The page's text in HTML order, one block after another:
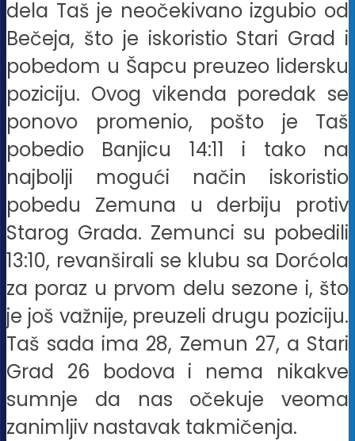
dela Taš je neočekivano izgubio od
Bečeja, što je iskoristio Stari Grad i
pobedom u Šapcu preuzeo lidersku
poziciju. Ovog vikenda poredak se
ponovo promenio, pošto je Taš
pobedio Banjicu 14:11 i tako na
najbolji mogući način iskoristio
pobedu Zemuna u derbiju protiv
Starog Grada. Zemunci su pobedili
13:10, revanširali se klubu sa Dorćola
za poraz u prvom delu sezone i, što
je još važnije, preuzeli drugu poziciju.
Taš sada ima 28, Zemun 27, a Stari
Grad 26 bodova i nema nikakve
sumnje da nas očekuje veoma
zanimljiv nastavak takmičenja.